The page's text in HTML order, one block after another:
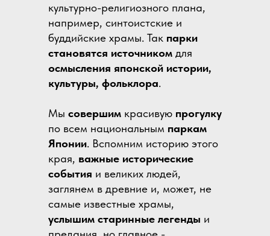
культурно-религиозного плана,
например, синтоистские и
буддийские храмы. Так парки
становятся источником для
осмысления японской истории,
культуры, фольклора.
Мы совершим красивую прогулку
по всем национальным паркам
Японии. Вспомним историю этого
края, важные исторические
события и великих людей,
заглянем в древние и, может, не
самые известные храмы,
услышим старинные легенды и